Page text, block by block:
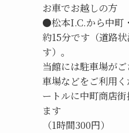
お車でお越しの方
●松本I.C.から中町
約15分です（道路
す）。
当館には駐車場が
車場などをご利用
ートルに中町商店
ます
（1時間300円）